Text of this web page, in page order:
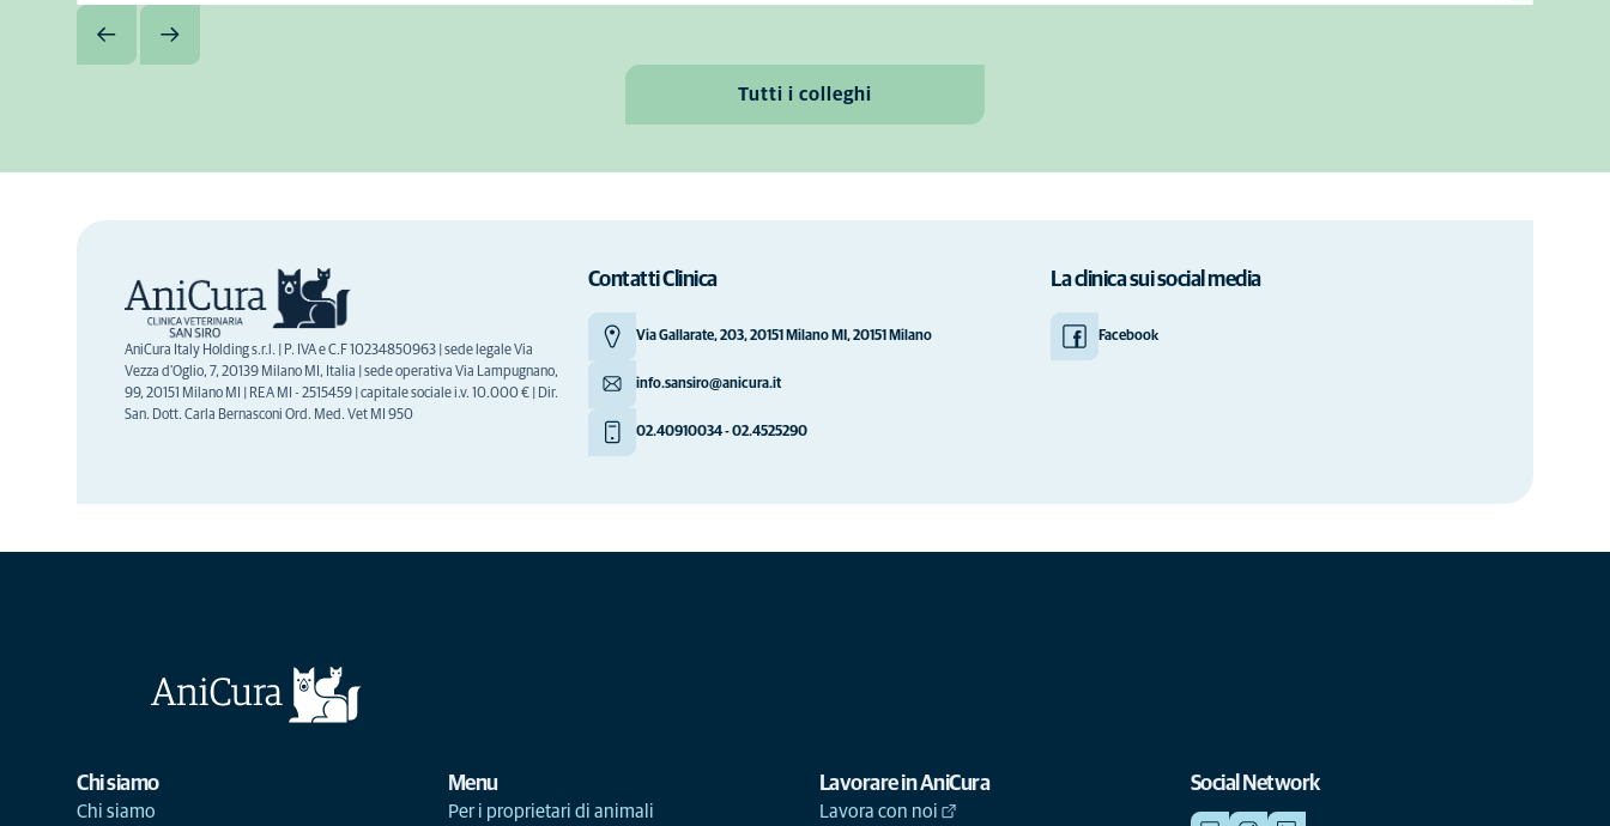
Tutti i colleghi
AniCura Italy Holding s.r.l. | P. IVA e C.F 10234850963 | sede legale Via
Vezza d'Oglio, 7, 20139 Milano MI, Italia | sede operativa Via Lampugnano,
99, 20151 Milano MI | REA MI - 2515459 | capitale sociale i.v. 10.000 € | Dir.
San. Dott. Carla Bernasconi Ord. Med. Vet MI 950
Contatti Clinica
Via Gallarate, 203, 20151 Milano MI, 20151 Milano
info.sansiro@anicura.it
02.40910034 - 02.4525290
La clinica sui social media
Facebook
Chi siamo
Chi siamo
Menu
Per i proprietari di animali
Lavorare in AniCura
Lavora con noi
Social Network